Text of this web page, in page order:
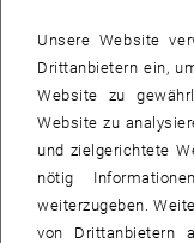
Unsere Website
Drittanbietern ein,
Website zu
Website zu
und zielgerichtete
nötig
weiterzugeben.
von Drittanbietern